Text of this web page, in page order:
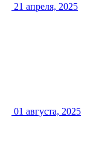
21 апреля, 2025
01 августа, 2025